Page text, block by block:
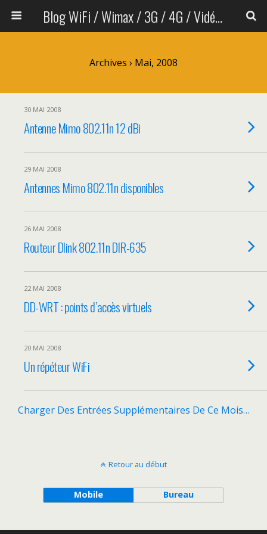
Blog WiFi / Wimax / 3G / 4G / Vidéo sans fil
Archives › Mai, 2008
30 MAI 2008
Antenne Mimo 802.11n 12 dBi
29 MAI 2008
Antennes Mimo 802.11n disponibles
26 MAI 2008
Routeur Dlink 802.11n DIR-635
22 MAI 2008
DD-WRT : points d’accès virtuels
20 MAI 2008
Un répéteur WiFi
Charger Des Entrées Supplémentaires De Ce Mois…
Retour au début
Mobile Bureau